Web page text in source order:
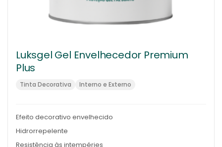
Luksgel Gel Envelhecedor Premium
Plus
Tinta Decorativa Interno e Externo
Efeito decorativo envelhecido
Hidrorrepelente
Resistência às intempéries